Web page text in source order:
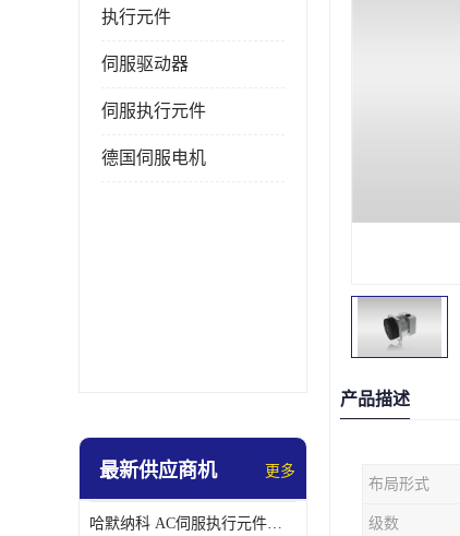
执行元件
伺服驱动器
伺服执行元件
德国伺服电机
最新供应商机 更多
哈默纳科 AC伺服执行元件扁平型SHA系列 议价
产品描述
布局形式
级数